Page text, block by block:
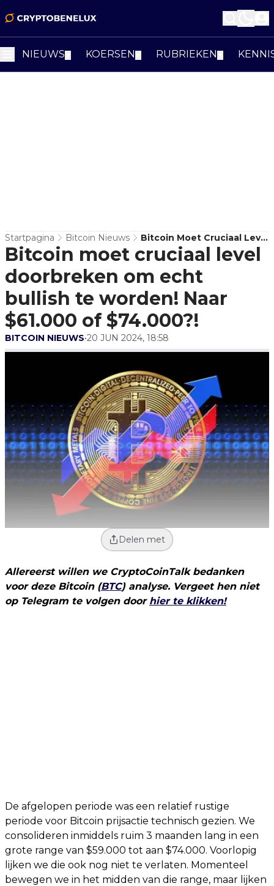
NIEUWS KOERSEN RUBRIEKEN
Startpagina Bitcoin Nieuws
Bitcoin Moet Cruciaal Level
Doorbreken Om Echt
Bullish Te Worden! Naar
$61.000 Of $74.000?!
Bitcoin moet cruciaal level
doorbreken om echt
bullish te worden! Naar
$61.000 of $74.000?!
BITCOIN NIEUWS•20 JUN 2024, 18:58
Delen met
Allereerst willen we CryptoCoinTalk bedanken
voor deze Bitcoin (BTC) analyse. Vergeet hen niet
op Telegram te volgen door hier te klikken!
De afgelopen periode was een relatief rustige
periode voor Bitcoin prijsactie technisch gezien. We
consolideren inmiddels ruim 3 maanden lang in een
grote range van $59.000 tot aan $74.000. Voorlopig
lijken we die ook nog niet te verlaten. Momenteel
bewegen we in het midden van die range, maar lijken